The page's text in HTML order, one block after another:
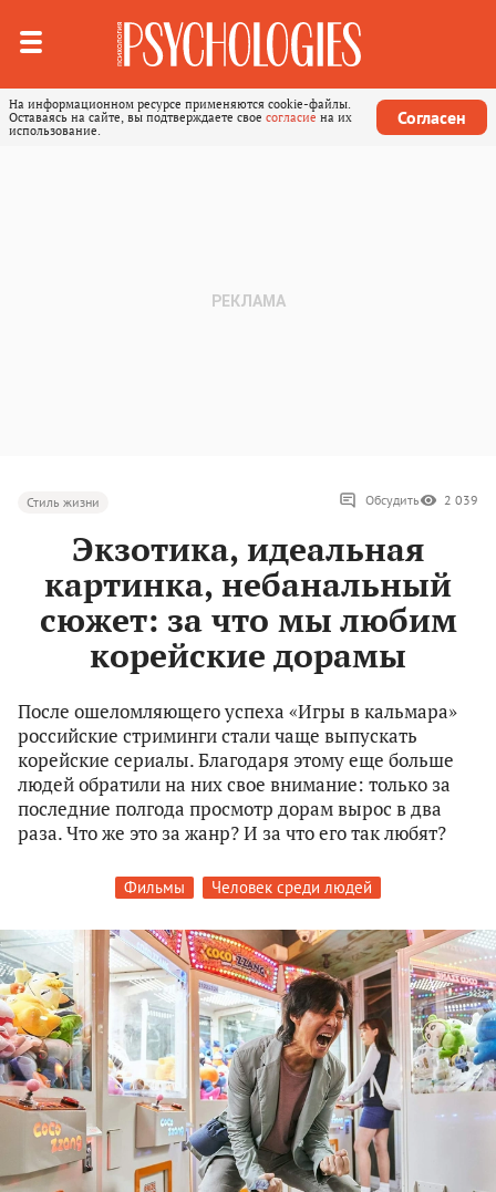
На информационном ресурсе применяются cookie-файлы.
Оставаясь на сайте, вы подтверждаете свое согласие на их
использование.
Согласен
Стиль жизни Обсудить 2 039
Экзотика, идеальная
картинка, небанальный
сюжет: за что мы любим
корейские дорамы
После ошеломляющего успеха «Игры в кальмара»
российские стриминги стали чаще выпускать
корейские сериалы. Благодаря этому еще больше
людей обратили на них свое внимание: только за
последние полгода просмотр дорам вырос в два
раза. Что же это за жанр? И за что его так любят?
Фильмы Человек среди людей